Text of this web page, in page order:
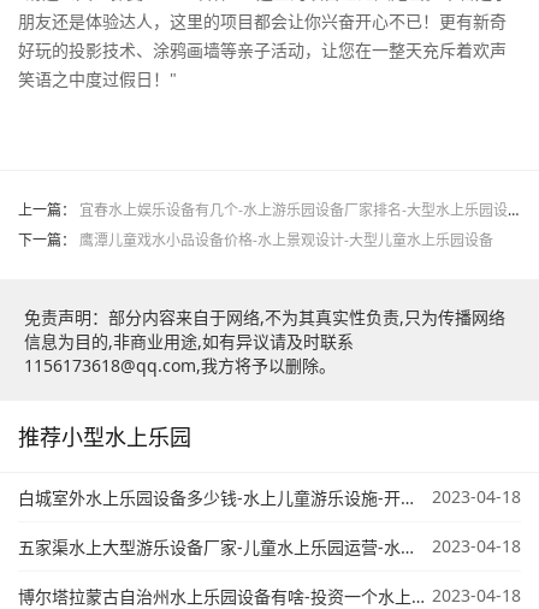
朋友还是体验达人，这里的项目都会让你兴奋开心不已！更有新奇
好玩的投影技术、涂鸦画墙等亲子活动，让您在一整天充斥着欢声
笑语之中度过假日！"
上一篇：
宜春水上娱乐设备有几个-水上游乐园设备厂家排名-大型水上乐园设备价格
下一篇：
鹰潭儿童戏水小品设备价格-水上景观设计-大型儿童水上乐园设备
免责声明：部分内容来自于网络,不为其真实性负责,只为传播网络
信息为目的,非商业用途,如有异议请及时联系
1156173618@qq.com,我方将予以删除。
推荐小型水上乐园
白城室外水上乐园设备多少钱-水上儿童游乐设施-开个水上乐园怎么样 2023-04-18
五家渠水上大型游乐设备厂家-儿童水上乐园运营-水上游乐设备价格 2023-04-18
博尔塔拉蒙古自治州水上乐园设备有啥-投资一个水上乐园大概多少费用-水上乐园游乐园设备 2023-04-18